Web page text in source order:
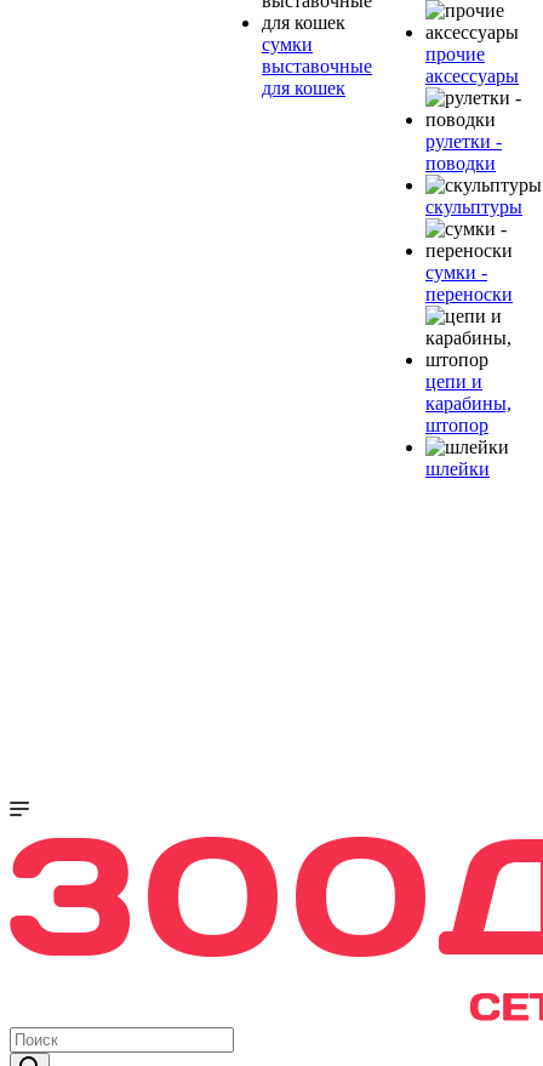
сумки
выставочные
для кошек
прочие
аксессуары
рулетки -
поводки
скульптуры
сумки -
переноски
цепи и
карабины,
штопор
шлейки